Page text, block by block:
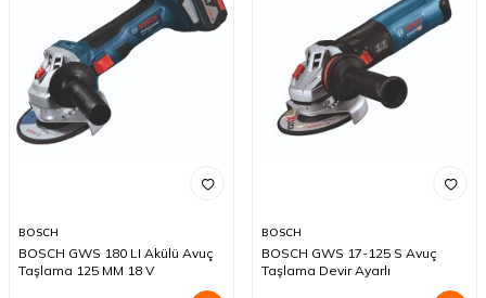
BOSCH
BOSCH GWS 180 LI Akülü Avuç
Taşlama 125 MM 18 V
BOSCH
BOSCH GWS 17-125 S Avuç
Taşlama Devir Ayarlı